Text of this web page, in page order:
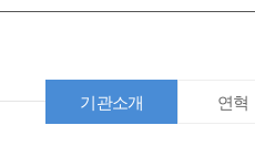
기관소개 연혁